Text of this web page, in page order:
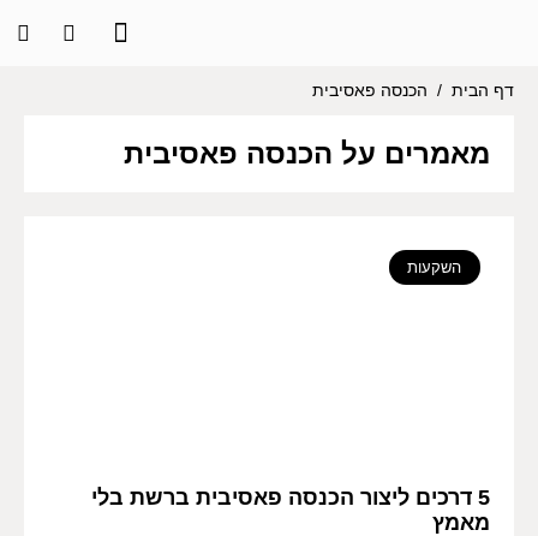
דף הבית / הכנסה פאסיבית
מאמרים על הכנסה פאסיבית
השקעות
5 דרכים ליצור הכנסה פאסיבית ברשת בלי
מאמץ